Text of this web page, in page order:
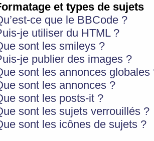
et types de sujets
ce que le BBCode ?
je utiliser du HTML ?
sont les smileys ?
je publier des images ?
sont les annonces globales
sont les annonces ?
sont les posts-it ?
sont les sujets verrouillés ?
sont les icônes de sujets ?